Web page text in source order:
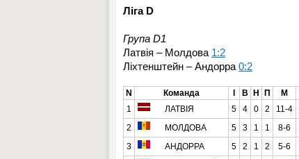
Ліга D
Група D1
Латвія – Молдова 1:2
Ліхтенштейн – Андорра 0:2
N Команда В Н П М
1
ЛАТВІЯ 5 4 0 2 11-4
2
МОЛДОВА 5 3 1 1 8-6
3
АНДОРРА 5 2 1 2 5-6